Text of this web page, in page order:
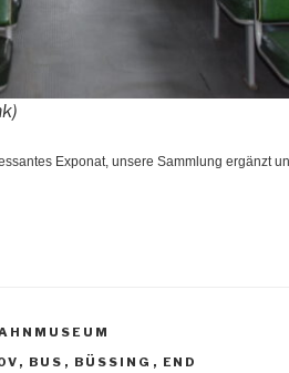
Exponat, unsere Sammlung ergänzt
, BUS , BÜSSING , END